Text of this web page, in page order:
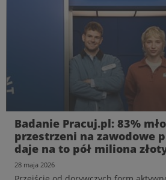
Koniec z „owocowymi
piramida potrzeb stawia
bezpieczeństwo. Raport
od Pracuj.pl
15 czerwca 2026
Badanie Pracuj.pl: 83%
przestrzeni na zawodowe
daje na to pół miliona
28 maja 2026